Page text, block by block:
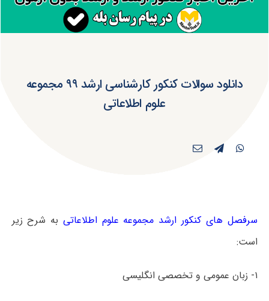
دانلود سوالات کنکور کارشناسی ارشد ۹۹ مجموعه
علوم اطلاعاتی
سرفصل های کنکور ارشد مجموعه علوم اطلاعاتی به شرح زیر
است:
۱- زبان عمومی و تخصصی انگلیسی